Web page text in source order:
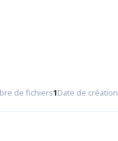
de fichiers1Date de création